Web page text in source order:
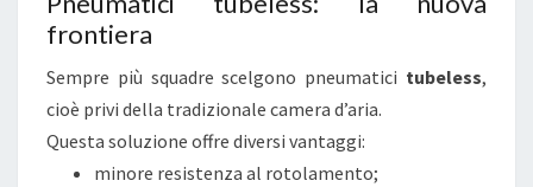
frontiera
Sempre più squadre scelgono pneumatici tubeless,
cioè privi della tradizionale camera d’aria.
Questa soluzione offre diversi vantaggi:
minore resistenza al rotolamento;